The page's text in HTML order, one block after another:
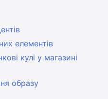
елементів
кулі у магазині
образу